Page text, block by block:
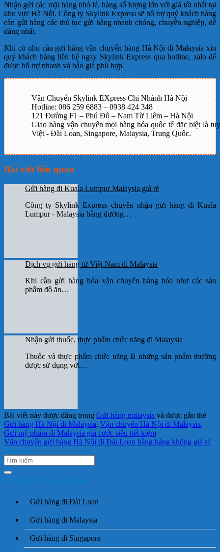
Nhận gửi các mặt hàng nhỏ lẻ, hàng số lượng lớn với giá tốt nhất tại
khu vực Hà Nội. Công ty Skylink Express sẽ hỗ trợ quý khách hàng
cần gửi hàng các thủ tục gửi hàng nhanh chóng, chuyên nghiệp, dễ
dàng nhất.
Khi có nhu cầu gửi hàng vận chuyển hàng Hà Nội đi Malaysia xin
quý khách hàng liên hệ ngay Skylink Express qua hotline, zalo để
được hỗ trợ nhanh và báo giá phù hợp.
Vận Chuyển Skylink EXpress Chi Nhánh Hà Nội
Hotline: 086 259 6883 – 0938 424 348
121 Đường F1 – Phú Đô – Nam Từ Liêm – Hà Nội
Giao hàng vận chuyển mọi hàng hóa quốc tế đặc biệt là
Việt - Đài Loan, Singapore, Malaysia, Trung Quốc.
Bài viết liên quan
Gửi hàng đi Kuala Lumpur Malaysia giá rẻ
Công ty Skylink Express chuyên nhận gửi hàng đi Kuala
Lumpur - Malaysia bằng đường…
Dịch vụ gửi hàng từ Việt Nam đi Malaysia
Khi cần gửi hàng hóa vận chuyển hàng hóa như các sản
phẩm đồ ăn…
Nhận gửi thuốc, thực phẩm chức năng đi Malaysia
Thuốc và thực phẩm chức năng là những sản phẩm thường
được sử dụng với…
Bài viết này được đăng trong Gửi hàng malaysia và được gắn thẻ
Gửi hàng Hà Nội đi Malaysia, Vận chuyển Hà Nội đi Malaysia.
Gửi mỹ phẩm đi Malaysia giá cước siêu tiết kiệm
Vận chuyển gửi hàng Hà Nội đi Đài Loan bằng hàng không giá rẻ
Tìm kiếm
Dịch vụ Skylink Express
Gửi hàng đi Đài Loan
Gửi hàng đi Malaysia
Gửi hàng đi Singapore